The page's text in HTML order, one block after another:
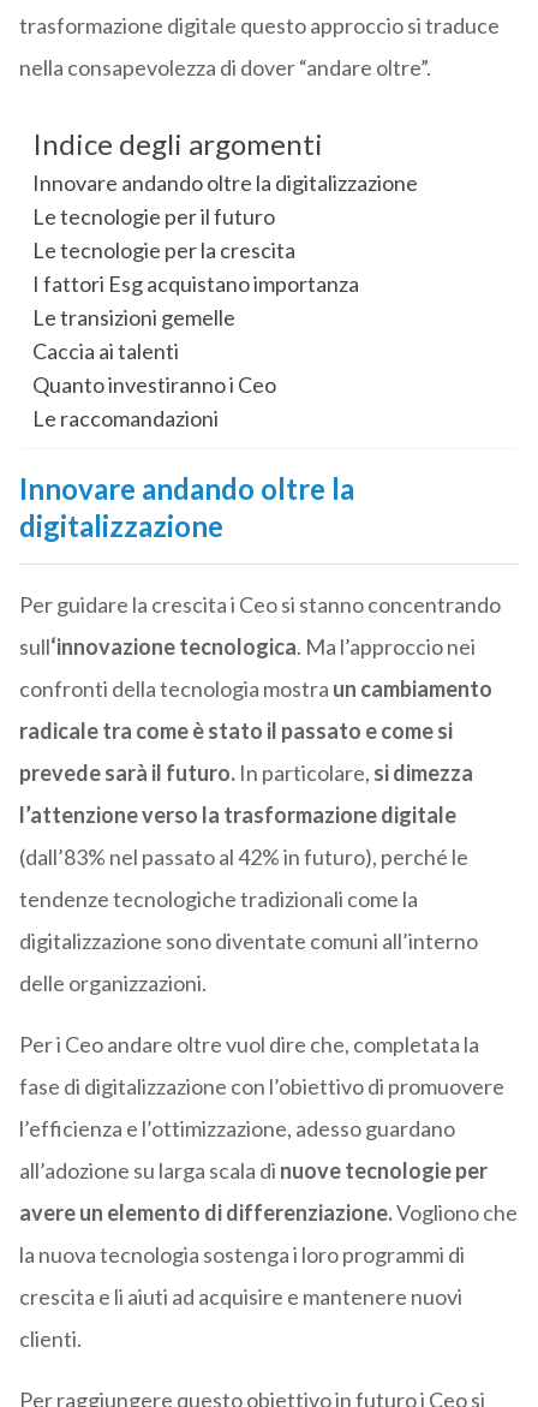
trasformazione digitale questo approccio si traduce
nella consapevolezza di dover “andare oltre”.
Indice degli argomenti
Innovare andando oltre la digitalizzazione
Le tecnologie per il futuro
Le tecnologie per la crescita
I fattori Esg acquistano importanza
Le transizioni gemelle
Caccia ai talenti
Quanto investiranno i Ceo
Le raccomandazioni
Innovare andando oltre la
digitalizzazione
Per guidare la crescita i Ceo si stanno concentrando
sull‘innovazione tecnologica. Ma l’approccio nei
confronti della tecnologia mostra un cambiamento
radicale tra come è stato il passato e come si
prevede sarà il futuro.In particolare, si dimezza
l’attenzione verso la trasformazione digitale
(dall’83% nel passato al 42% in futuro), perché le
tendenze tecnologiche tradizionali come la
digitalizzazione sono diventate comuni all’interno
delle organizzazioni.
Per i Ceo andare oltre vuol dire che, completata la
fase di digitalizzazione con l’obiettivo di promuovere
l’efficienza e l’ottimizzazione, adesso guardano
all’adozione su larga scala di nuove tecnologie per
avere un elemento di differenziazione.Vogliono che
la nuova tecnologia sostenga i loro programmi di
crescita e li aiuti ad acquisire e mantenere nuovi
clienti.
Per raggiungere questo obiettivo in futuro i Ceo si